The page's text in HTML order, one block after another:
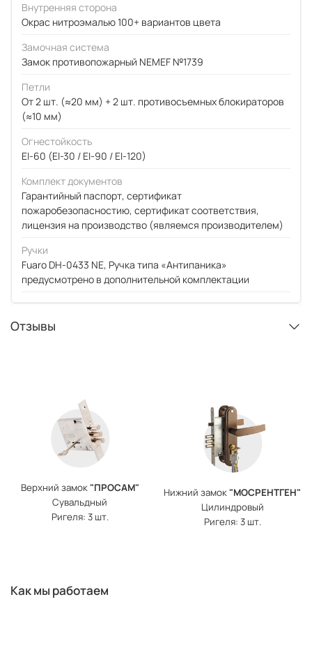
Внутренняя сторона
Окрас нитроэмалью 100+ вариантов цвета
Замочная система
Замок противопожарный NEMEF №1739
Петли
От 2 шт. (≈20 мм) + 2 шт. противосъемных блокираторов
(≈10 мм)
Огнестойкость
EI-60 (EI-30 / EI-90 / EI-120)
Комплект документов
Гарантийный паспорт, сертификат
пожаробезопасностию, сертификат соответствия,
лицензия на производство (являемся производителем)
Ручки
Fuaro DH-0433 NE, Ручка типа «Антипаника»
предусмотрено в дополнительной комплектации
Отзывы
Верхний замок"ПРОСАМ"
Сувальдный
Ригеля: 3 шт.
Нижний замок"МОСРЕНТГЕН"
Цилиндровый
Ригеля: 3 шт.
Как мы работаем